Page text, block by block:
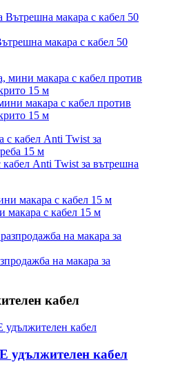
макара с кабел 50
макара с кабел против
15 м
Anti Twist за вътрешна
макара с кабел 15 м
на макара за
кабел
удължителен кабел